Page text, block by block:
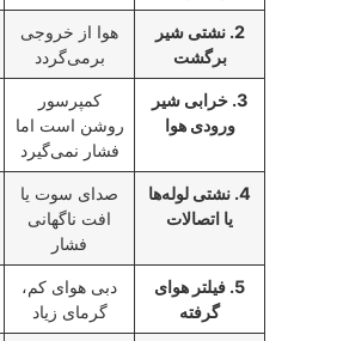
2. نشتی شیر
برگشت
هوا از خروجی
برمی‌گردد
3. خرابی شیر
ورودی هوا
کمپرسور
روشن است اما
فشار نمی‌گیرد
4. نشتی لوله‌ها
یا اتصالات
صدای سوت یا
افت ناگهانی
فشار
5. فیلتر هوای
گرفته
دبی هوای کم،
گرمای زیاد